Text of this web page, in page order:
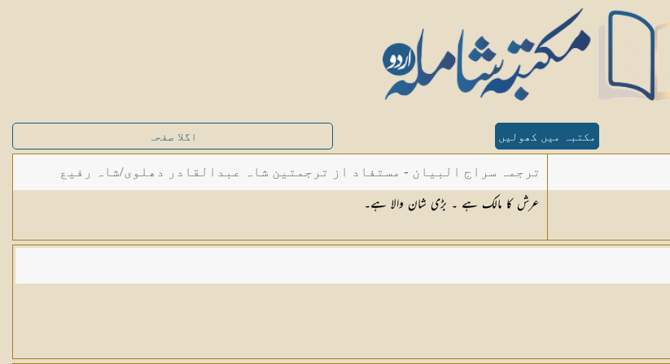
مکتبہ میں کھولیں اگلا صفحہ
ترجمہ سراج البیان - مستفاد از ترجمتین شاہ عبدالقادر دھلوی/شاہ رفیع
الدین دھلوی
عرش کا مالک ہے ۔ بڑی شان والا ہے۔